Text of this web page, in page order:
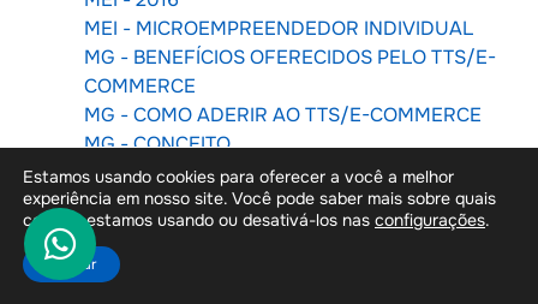
MEI - MICROEMPREENDEDOR INDIVIDUAL
MG - BENEFÍCIOS OFERECIDOS PELO TTS/E-
COMMERCE
MG - COMO ADERIR AO TTS/E-COMMERCE
MG - CONCEITO
MG - DANFE RELATIVO À NF-E DA
OPERAÇÃO DE DEVOLUÇÃO DA
MERCADORIA OU DE RETORNO DE
MERCADORIA NÃO ENTREGUE
MG - DANFE RELATIVO À NF-E DA
Estamos usando cookies para oferecer a você a melhor
experiência em nosso site. Você pode saber mais sobre quais
cookies estamos usando ou desativá-los nas configurações.
Aceitar